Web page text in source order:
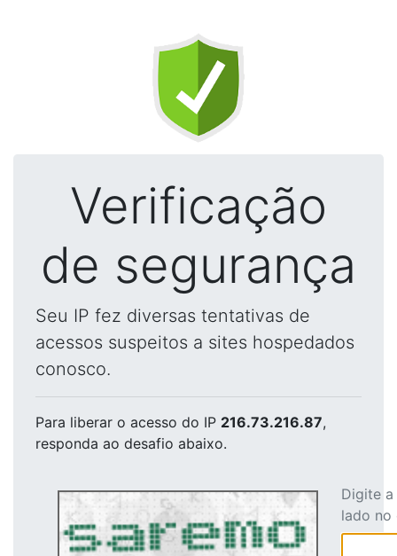
Verificação
de segurança
Seu IP fez diversas tentativas de
acessos suspeitos a sites hospedados
conosco.
Para liberar o acesso do IP 216.73.216.87,
responda ao desafio abaixo.
Digite
lado no